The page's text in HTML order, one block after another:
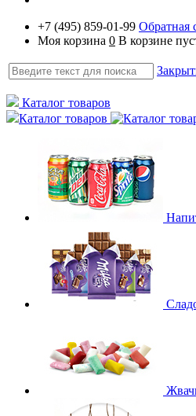
+7 (495) 859-01-99 Обратная
Моя корзина 0 В корзине
Каталог товаров
Каталог товаров